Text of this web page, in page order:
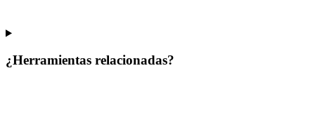
¿Herramientas relacionadas?